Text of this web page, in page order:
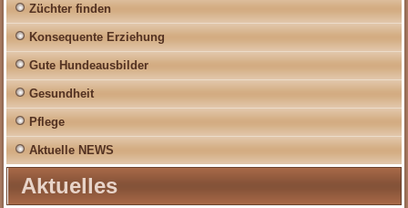
Züchter finden
Konsequente Erziehung
Gute Hundeausbilder
Gesundheit
Pflege
Aktuelle NEWS
Aktuelles